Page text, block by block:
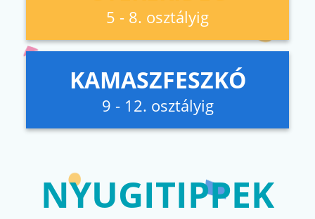
5 - 8. osztályig
KAMASZFESZKÓ
9 - 12. osztályig
NYUGITIPPEK